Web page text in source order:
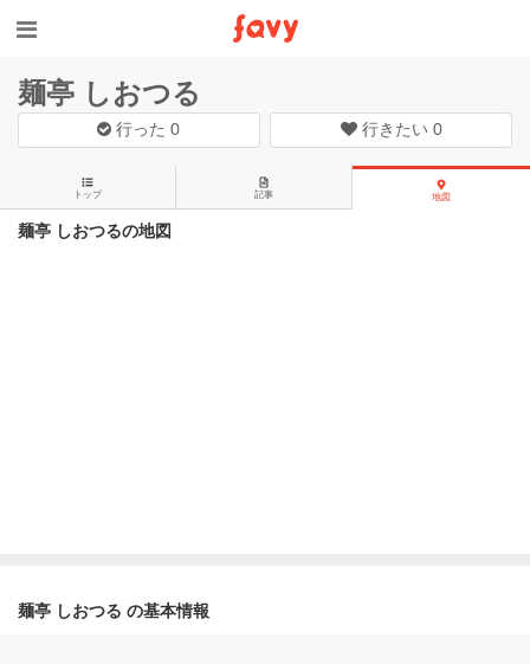
麺亭 しおつる
行った0 行きたい 0
トップ 記事 地図
麺亭 しおつるの地図
麺亭 しおつる の基本情報